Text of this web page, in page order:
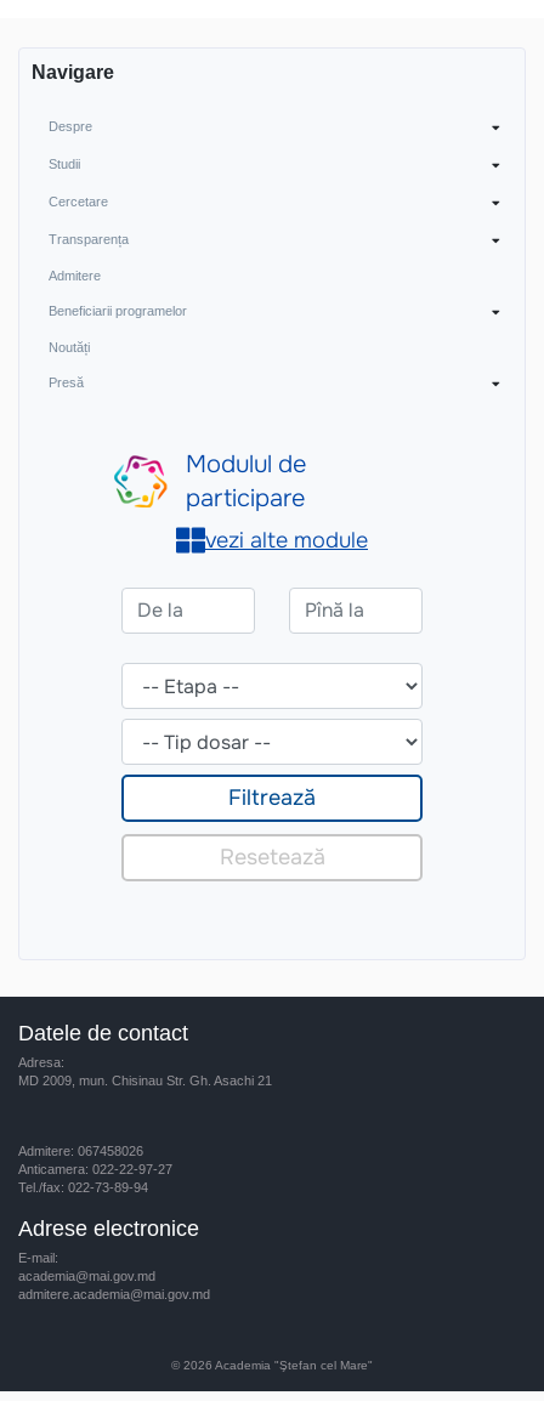
Navigare
Despre
Studii
Cercetare
Transparența
Admitere
Beneficiarii programelor
Noutăți
Presă
Datele de contact
Adresa:
MD 2009, mun. Chisinau Str. Gh. Asachi 21
Admitere: 067458026
Anticamera: 022-22-97-27
Tel./fax: 022-73-89-94
Adrese electronice
E-mail:
academia@mai.gov.md
admitere.academia@mai.gov.md
© 2026 Academia "Ştefan cel Mare"